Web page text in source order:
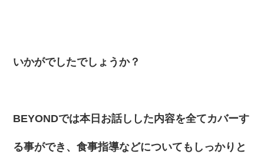
いかがでしたでしょうか？
BEYONDでは本日お話しした内容を全てカバーす
る事ができ、食事指導などについてもしっかりと